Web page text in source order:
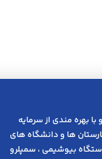
ﺑﻬﺮه ﻣﻨﺪی از ﺳﺮﻣﺎﯾﻪ
ها و دانشگاه های
بیوشیمی ، سمپلرو